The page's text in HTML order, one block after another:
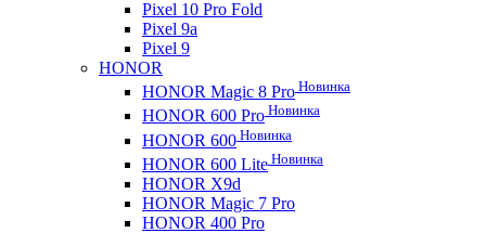
Pixel 10 Pro Fold
Pixel 9a
Pixel 9
HONOR
HONOR Magic 8 Pro Новинка
HONOR 600 Pro Новинка
HONOR 600 Новинка
HONOR 600 Lite Новинка
HONOR X9d
HONOR Magic 7 Pro
HONOR 400 Pro